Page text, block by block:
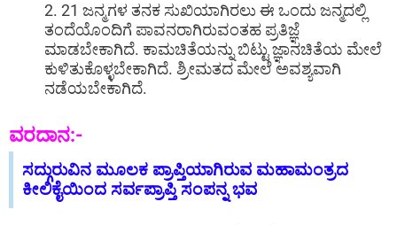
2. 21 ಜನ್ಮಗಳ ತನಕ ಸುಖಿಯಾಗಿರಲು ಈ ಒಂದು ಜನ್ಮದಲ್ಲಿ
ತಂದೆಯೊಂದಿಗೆ ಪಾವನರಾಗಿರುವಂತಹ ಪ್ರತಿಜ್ಞೆ
ಮಾಡಬೇಕಾಗಿದೆ. ಕಾಮಚಿತೆಯನ್ನು ಬಿಟ್ಟು ಜ್ಞಾನಚಿತೆಯ ಮೇಲೆ
ಕುಳಿತುಕೊಳ್ಳಬೇಕಾಗಿದೆ. ಶ್ರೀಮತದ ಮೇಲೆ ಅವಶ್ಯವಾಗಿ
ನಡೆಯಬೇಕಾಗಿದೆ.
ವರದಾನ:-
ಸದ್ಗುರುವಿನ ಮೂಲಕ ಪ್ರಾಪ್ತಿಯಾಗಿರುವ ಮಹಾಮಂತ್ರದ
ಕೀಲಿಕೈಯಿಂದ ಸರ್ವಪ್ರಾಪ್ತಿ ಸಂಪನ್ನ ಭವ